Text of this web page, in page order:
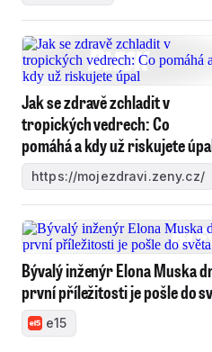
Jak se zdravě zchladit v
tropických vedrech: Co
pomáhá a kdy už riskujete
https://mojezdravi.zeny.cz/
Bývalý inženýr Elona Muska
první příležitosti je pošle do
e15